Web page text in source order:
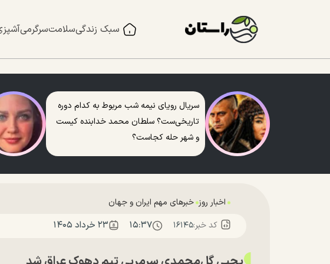
سبک زندگیسلامتسرگرمی
سریال رویای نیمه شب مربوط به کدام دوره
تاریخی‌ست؟ سلطان محمد خدابنده کیست
و شهر حله کجاست؟
اخبار روز خبرهای مهم ایران و جهان
کد خبر:۱۶۱۴۵ ۱۵:۳۷ ۲۳ خرداد ۱۴۰۵